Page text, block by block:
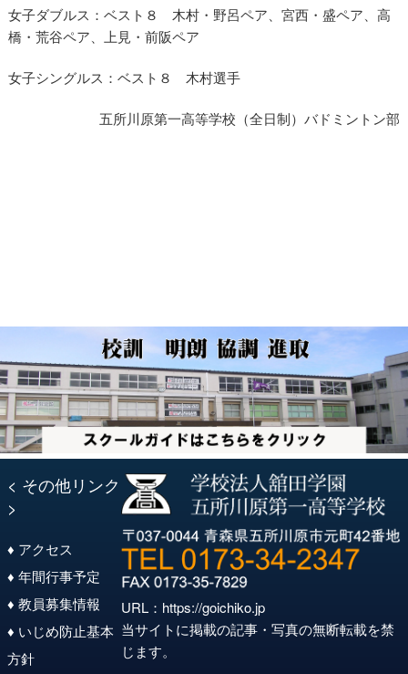
女子ダブルス：ベスト８ 木村・野呂ペア、宮西・盛ペア、高
橋・荒谷ペア、上見・前阪ペア
女子シングルス：ベスト８ 木村選手
五所川原第一高等学校（全日制）バドミントン部
< その他リンク
>
♦ アクセス
♦ 年間行事予定
♦ 教員募集情報
♦ いじめ防止基本
方針
URL： https://goichiko.jp
当サイトに掲載の記事・写真の無断転載を禁
じます。